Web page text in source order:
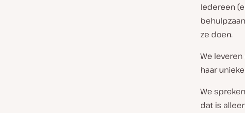
Iedereen
ze doen.
We
haar
We
dat is